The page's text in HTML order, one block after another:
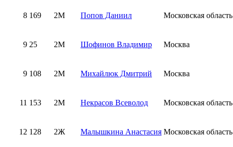
8 169 2М Попов Даниил Московская область
9 25 2М Шофинов Владимир Москва
9 108 2М Михайлюк Дмитрий Москва
11 153 2М Некрасов Всеволод Московская область
12 128 2Ж Малышкина Анастасия Московская область